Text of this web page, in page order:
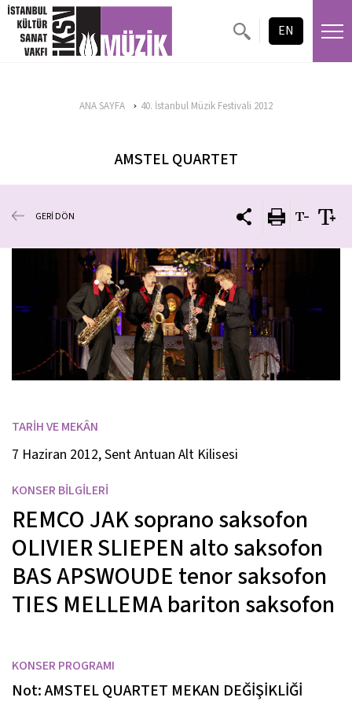
EN
ANA SAYFA 40. İstanbul Müzik Festivali 2012
AMSTEL QUARTET
GERİ DÖN
TARİH VE MEKÂN
7 Haziran 2012, Sent Antuan Alt Kilisesi
KONSER BİLGİLERİ
REMCO JAKsoprano saksofon
OLIVIER SLIEPEN alto saksofon
BAS APSWOUDE tenor saksofon
TIES MELLEMAbariton saksofon
KONSER PROGRAMI
Not: AMSTEL QUARTET MEKAN DEĞİŞİKLİĞİ